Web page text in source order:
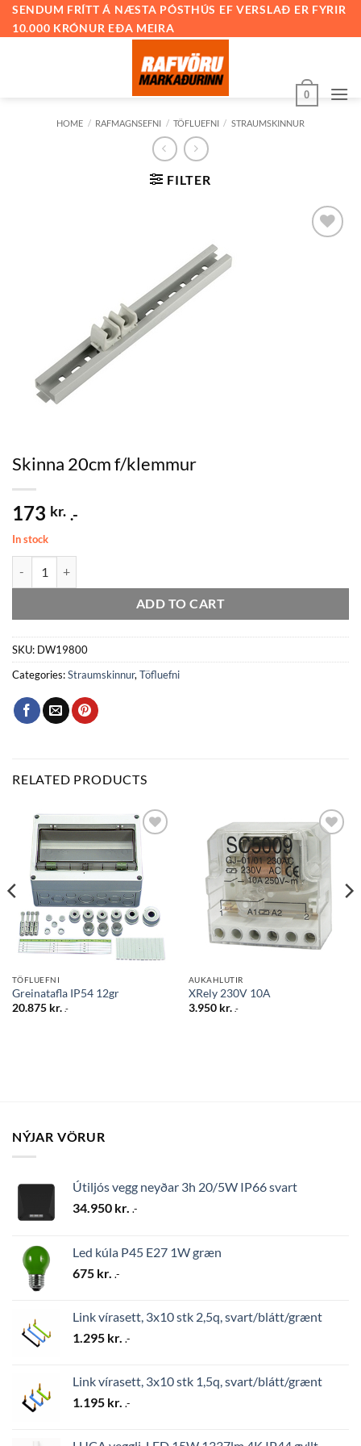
SkipSENDUM FRÍTT Á NÆSTA PÓSTHÚS EF VERSLAÐ ER FYRIR
10.000 KRÓNUR EÐA MEIRA
0
HOME / RAFMAGNSEFNI / TÖFLUEFNI / STRAUMSKINNUR
FILTER
Skinna 20cm f/klemmur
173 kr. .-
In stock
ADD TO CART
SKU: DW19800
Categories:Straumskinnur, Töfluefni
RELATED PRODUCTS
Bæta
við á
óskalista
TÖFLUEFNI
Greinatafla IP54 12gr
20.875 kr. .-
óskalista
AUKAHLUTIR
XRely 230V 10A
3.950 kr. .-
NÝJAR VÖRUR
Útiljós vegg neyðar 3h 20/5W IP66 svart
34.950 kr. .-
Led kúla P45 E27 1W græn
675 kr. .-
Link vírasett, 3x10 stk 2,5q, svart/blátt/grænt
1.295 kr. .-
Link vírasett, 3x10 stk 1,5q, svart/blátt/grænt
1.195 kr. .-